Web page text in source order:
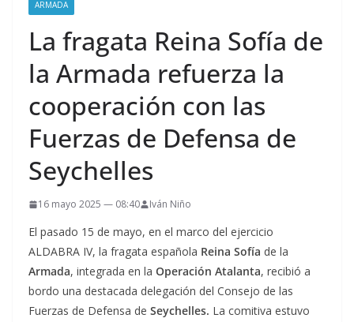
ARMADA
La fragata Reina Sofía de
la Armada refuerza la
cooperación con las
Fuerzas de Defensa de
Seychelles
16 mayo 2025 — 08:40 Iván Niño
El pasado 15 de mayo, en el marco del ejercicio
ALDABRA IV, la fragata española Reina Sofía de la
Armada, integrada en la Operación Atalanta, recibió a
bordo una destacada delegación del Consejo de las
Fuerzas de Defensa de Seychelles. La comitiva estuvo